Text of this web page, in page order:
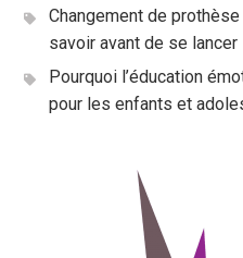
Changement de
savoir avant de se lancer
Pourquoi l’éducation
pour les enfants et